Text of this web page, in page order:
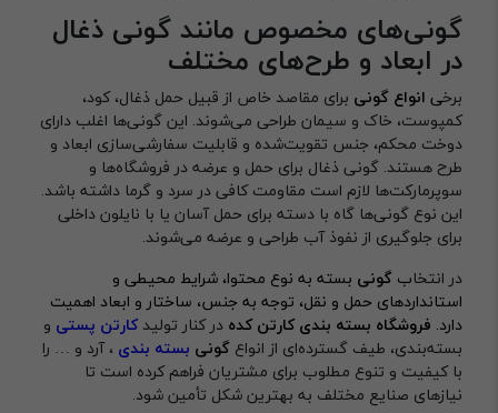
گونی‌های مخصوص مانند گونی ذغال
در ابعاد و طرح‌های مختلف
برخی انواع گونی برای مقاصد خاص از قبیل حمل ذغال، کود،
کمپوست، خاک و سیمان طراحی می‌شوند. این گونی‌ها اغلب دارای
دوخت محکم، جنس تقویت‌شده و قابلیت سفارشی‌سازی ابعاد و
طرح هستند. گونی ذغال برای حمل و عرضه در فروشگاه‌ها و
سوپرمارکت‌ها لازم است مقاومت کافی در سرد و گرما داشته باشد.
این نوع گونی‌ها گاه با دسته برای حمل آسان یا با نایلون داخلی
برای جلوگیری از نفوذ آب طراحی و عرضه می‌شوند.
در انتخاب گونی بسته به نوع محتوا، شرایط محیطی و
استانداردهای حمل ‌و نقل، توجه به جنس، ساختار و ابعاد اهمیت
دارد. فروشگاه بسته بندی کارتن کده در کنار تولید کارتن پستی و
بسته‌بندی، طیف گسترده‌ای از انواع گونی بسته بندی ، آرد و … را
با کیفیت و تنوع مطلوب برای مشتریان فراهم کرده است تا
نیازهای صنایع مختلف به بهترین شکل تأمین شود.